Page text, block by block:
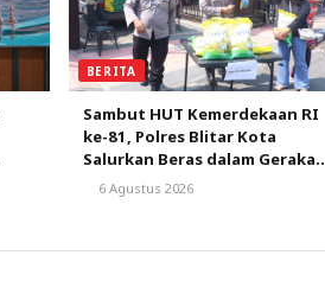
BERITA
Sambut HUT Kemerdekaan RI
ke-81, Polres Blitar Kota
Salurkan Beras dalam Gerakan
Pangan Murah
6 Agustus 2026